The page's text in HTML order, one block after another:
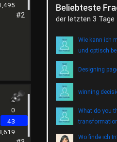
#2
2
0
43
Beliebteste
der letzten 3 Tage
Wie kann ich
und optisch
Designing
winning
What do you
Wo finde ich